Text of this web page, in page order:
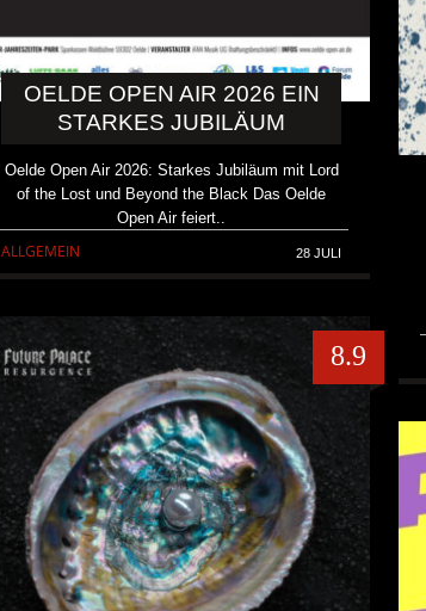
OELDE OPEN AIR 2026 EIN
STARKES JUBILÄUM
Oelde Open Air 2026: Starkes Jubiläum mit Lord
of the Lost und Beyond the Black Das Oelde
Open Air feiert..
ALLGEMEIN 28 JULI
8.9